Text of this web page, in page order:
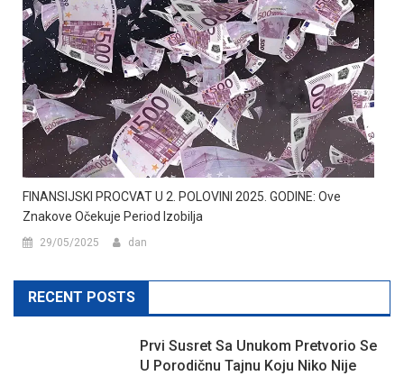
FINANSIJSKI PROCVAT U 2. POLOVINI 2025. GODINE: Ove
Znakove Očekuje Period Izobilja
29/05/2025 dan
RECENT POSTS
Prvi Susret Sa Unukom Pretvorio Se
U Porodičnu Tajnu Koju Niko Nije